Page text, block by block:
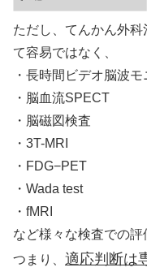
ただし、てんかん外
て容易ではなく、
・長時間ビデオ脳波
・脳血流SPECT
・脳磁図検査
・3T-MRI
・FDG−PET
・Wada test
・fMRI
など様々な検査での評
つまり、 適応判断は